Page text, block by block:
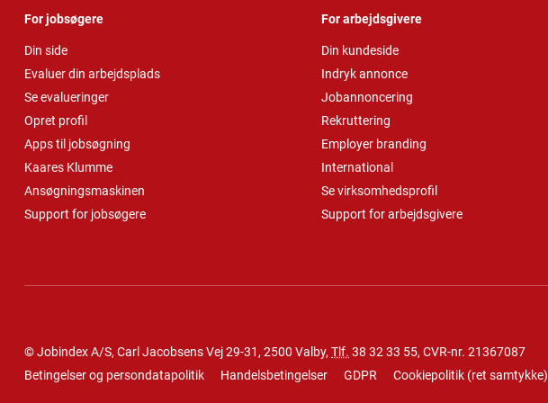
For jobsøgere
Din side
Evaluer din arbejdsplads
Se evalueringer
Opret profil
Apps til jobsøgning
Kaares Klumme
Ansøgningsmaskinen
Support for jobsøgere
For arbejdsgivere
Din kundeside
Indryk annonce
Jobannoncering
Rekruttering
Employer branding
International
Se virksomhedsprofil
Support for arbejdsgivere
© Jobindex A/S, Carl Jacobsens Vej 29-31, 2500 Valby, Tlf. 38 32 33 55, CVR-nr. 21367087
Betingelser og persondatapolitik
Handelsbetingelser GDPR Cookiepolitik (ret samtykke)